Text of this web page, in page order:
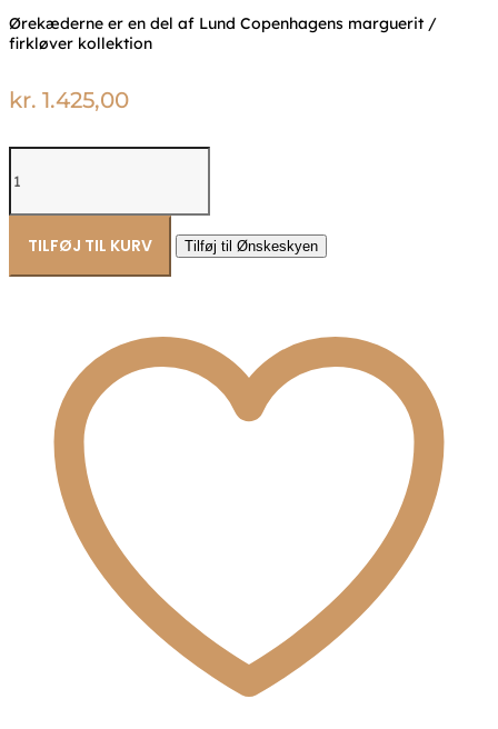
Ørekæderne er en del af Lund Copenhagens marguerit /
firkløver kollektion
kr. 1.425,00
Copenhagen
firkløver
ørehængere
9095072-
M
TILFØJ TIL KURV Tilføj til Ønskeskyen